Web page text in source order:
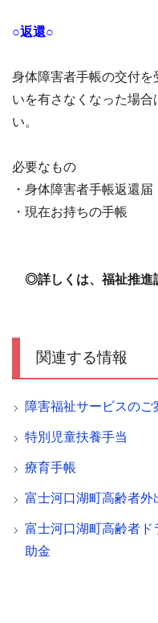
○返還○
身体障害者手帳の交付
いを有さなくなった場
い。
必要なもの
・身体障害者手帳返還届
・現在お持ちの手帳
◎詳しくは、福祉推進
関連する情報
障害福祉サービスのご
特別児童扶養手当
療育手帳
富士河口湖町高齢者
富士河口湖町高齢者
助金